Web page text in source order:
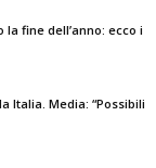
la fine dell’anno: ecco i
Italia. Media: “Possibili